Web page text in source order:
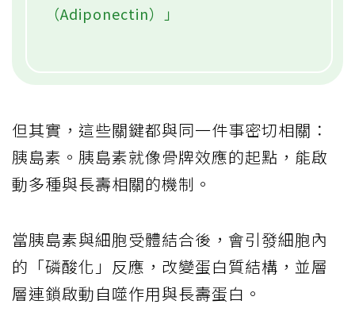
（Adiponectin）」
但其實，這些關鍵都與同一件事密切相關：
胰島素。胰島素就像骨牌效應的起點，能啟
動多種與長壽相關的機制。
當胰島素與細胞受體結合後，會引發細胞內
的「磷酸化」反應，改變蛋白質結構，並層
層連鎖啟動自噬作用與長壽蛋白。